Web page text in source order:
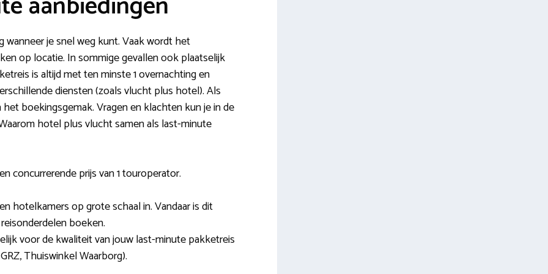
wanneer je snel weg kunt. Vaak wordt het
op locatie. In sommige gevallen ook plaatselijk
is altijd met ten minste 1 overnachting en
diensten (zoals vlucht plus hotel). Als
boekingsgemak. Vragen en klachten kun je in de
hotel plus vlucht samen als last-minute
concurrerende prijs van 1 touroperator.
hotelkamers op grote schaal in. Vandaar is dit
boeken.
voor de kwaliteit van jouw last-minute pakketreis
Thuiswinkel Waarborg).